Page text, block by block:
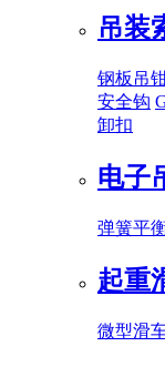
吊装
钢板吊
安全钩
卸扣
电子
弹簧平
起重
微型滑